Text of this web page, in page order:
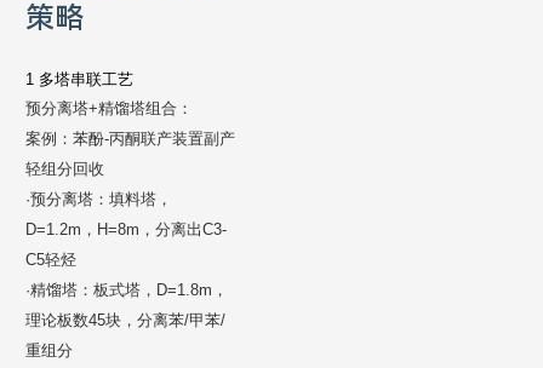
策略
1 多塔串联工艺
预分离塔+精馏塔组合：
案例：苯酚-丙酮联产装置副产
轻组分回收
·预分离塔：填料塔，
D=1.2m，H=8m，分离出C3-
C5轻烃
·精馏塔：板式塔，D=1.8m，
理论板数45块，分离苯/甲苯/
重组分